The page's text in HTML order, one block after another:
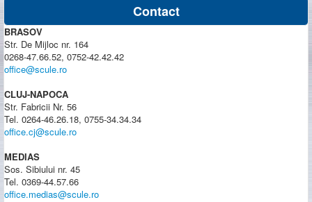
Contact
BRASOV
Str. De Mijloc nr. 164
0268-47.66.52, 0752-42.42.42
office@scule.ro
CLUJ-NAPOCA
Str. Fabricii Nr. 56
Tel. 0264-46.26.18, 0755-34.34.34
office.cj@scule.ro
MEDIAS
Sos. Sibiului nr. 45
Tel. 0369-44.57.66
office.medias@scule.ro